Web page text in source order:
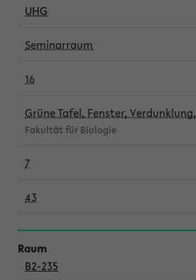
UHG
Seminarraum
16
Grüne Tafel, Fenster,
Fakultät für Biologie
7
43
B2-235